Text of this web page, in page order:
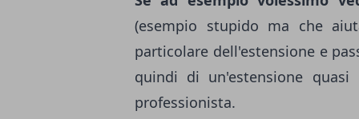
(esempio stupido ma che
particolare dell'estensione e
quindi di un'estensione
professionista.